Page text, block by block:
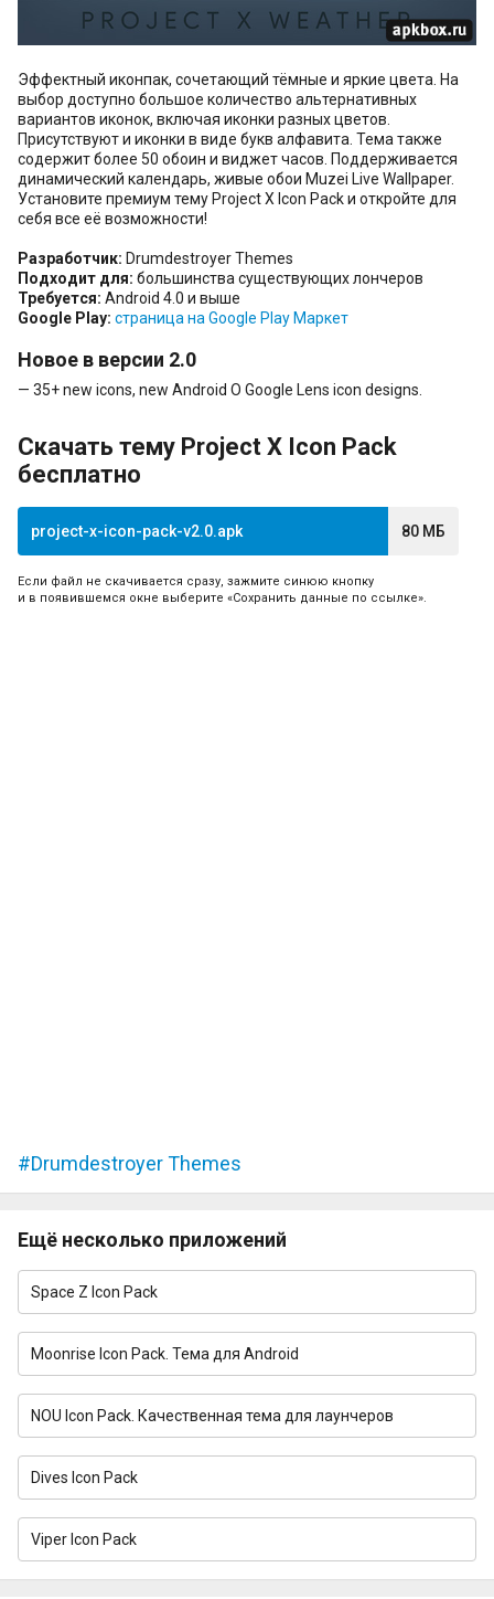
Эффектный иконпак, сочетающий тёмные и яркие цвета. На
выбор доступно большое количество альтернативных
вариантов иконок, включая иконки разных цветов.
Присутствуют и иконки в виде букв алфавита. Тема также
содержит более 50 обоин и виджет часов. Поддерживается
динамический календарь, живые обои Muzei Live Wallpaper.
Установите премиум тему Project X Icon Pack и откройте для
себя все её возможности!
Разработчик: Drumdestroyer Themes
Подходит для: большинства существующих лончеров
Требуется: Android 4.0 и выше
Google Play: страница на Google Play Маркет
Новое в версии 2.0
— 35+ new icons, new Android O Google Lens icon designs.
Скачать тему Project X Icon Pack
бесплатно
project-x-icon-pack-v2.0.apk 80 МБ
Если файл не скачивается сразу, зажмите синюю кнопку
и в появившемся окне выберите «Сохранить данные по ссылке».
Drumdestroyer Themes
Ещё несколько приложений
Space Z Icon Pack
Moonrise Icon Pack. Тема для Android
NOU Icon Pack. Качественная тема для лаунчеров
Dives Icon Pack
Viper Icon Pack